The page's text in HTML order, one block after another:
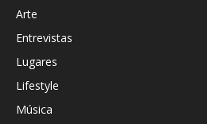
Arte
Entrevistas
Lugares
Lifestyle
Música